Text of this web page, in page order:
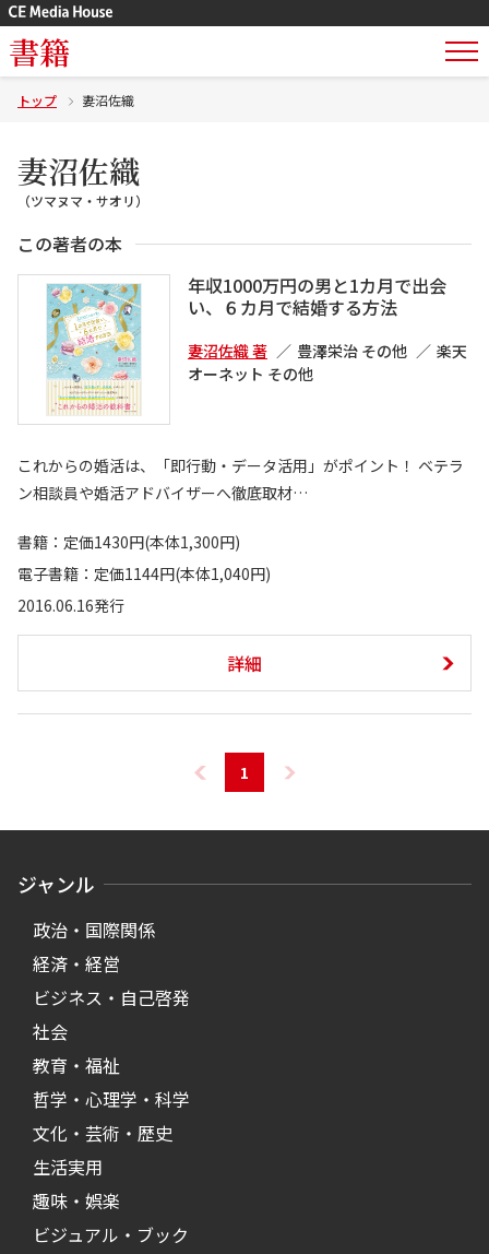
書籍
トップ 妻沼佐織
妻沼佐織
（ツマヌマ・サオリ）
この著者の本
年収1000万円の男と1カ月で出会
い、６カ月で結婚する方法
妻沼佐織 著 豊澤栄治 その他
楽天
オーネット その他
これからの婚活は、「即行動・データ活用」がポイント！ ベテラ
ン相談員や婚活アドバイザーへ徹底取材…
書籍：定価1430円(本体1,300円)
電子書籍：定価1144円(本体1,040円)
2016.06.16発行
詳細
1
ジャンル
政治・国際関係
経済・経営
ビジネス・自己啓発
社会
教育・福祉
哲学・心理学・科学
文化・芸術・歴史
生活実用
趣味・娯楽
ビジュアル・ブック